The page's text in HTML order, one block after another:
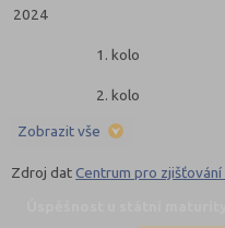
2024
1. kolo
2. kolo
Zobrazit vše
Zdroj datCentrum pro